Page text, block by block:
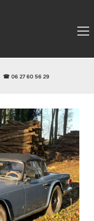
☎ 06 27 60 56 29